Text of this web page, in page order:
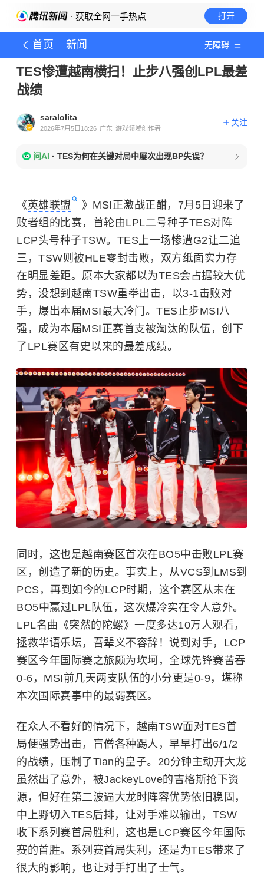
· 获取全网一手热点 打开
首页 新闻 无障碍
TES惨遭越南横扫！止步八强创LPL最差
战绩
saralolita
2026年7月5日18:26 广东 游戏领域创作者
关注
问AI · TES为何在关键对局中屡次出现BP失误？
《英雄联盟
》MSI正激战正酣，7月5日迎来了
败者组的比赛，首轮由LPL二号种子TES对阵
LCP头号种子TSW。TES上一场惨遭G2让二追
三，TSW则被HLE零封击败，双方纸面实力存
在明显差距。原本大家都以为TES会占据较大优
势，没想到越南TSW重拳出击，以3-1击败对
手，爆出本届MSI最大冷门。TES止步MSI八
强，成为本届MSI正赛首支被淘汰的队伍，创下
了LPL赛区有史以来的最差成绩。
同时，这也是越南赛区首次在BO5中击败LPL赛
区，创造了新的历史。事实上，从VCS到LMS到
PCS，再到如今的LCP时期，这个赛区从未在
BO5中赢过LPL队伍，这次爆冷实在令人意外。
LPL名曲《突然的陀螺》一度多达10万人观看，
拯救华语乐坛，吾辈义不容辞！说到对手，LCP
赛区今年国际赛之旅颇为坎坷，全球先锋赛苦吞
0-6，MSI前几天两支队伍的小分更是0-9，堪称
本次国际赛事中的最弱赛区。
在众人不看好的情况下，越南TSW面对TES首
局便强势出击，盲僧各种踢人，早早打出6/1/2
的战绩，压制了Tian的皇子。20分钟主动开大龙
虽然出了意外，被JackeyLove的吉格斯抢下资
源，但好在第二波逼大龙时阵容优势依旧稳固，
中上野切入TES后排，让对手难以输出，TSW
收下系列赛首局胜利，这也是LCP赛区今年国际
赛的首胜。系列赛首局失利，还是为TES带来了
很大的影响，也让对手打出了士气。